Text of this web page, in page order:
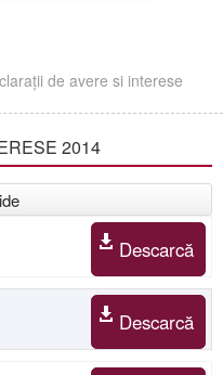
de avere si interese
2014
Descarcă
Descarcă